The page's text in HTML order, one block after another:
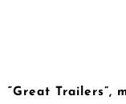
“Great Trailers”,